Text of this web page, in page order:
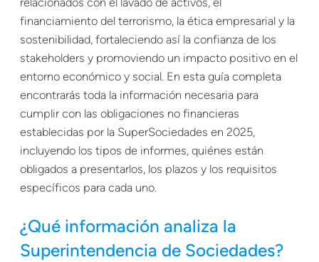
financiamiento del terrorismo, la ética empresarial y la
sostenibilidad, fortaleciendo así la confianza de los
stakeholders y promoviendo un impacto positivo en el
entorno económico y social. En esta guía completa
encontrarás toda la información necesaria para
cumplir con las obligaciones no financieras
establecidas por la SuperSociedades en 2025,
incluyendo los tipos de informes, quiénes están
obligados a presentarlos, los plazos y los requisitos
específicos para cada uno.
¿Qué información analiza la
Superintendencia de Sociedades?